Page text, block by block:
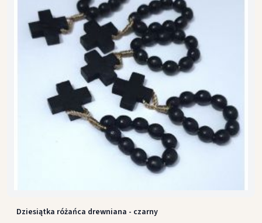
Dziesiątka różańca drewniana - czarny